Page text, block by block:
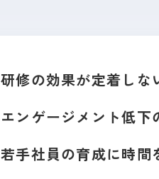
研修の効果が定着しな
エンゲージメント低下
若手社員の育成に時間